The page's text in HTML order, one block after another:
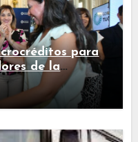
para
de la